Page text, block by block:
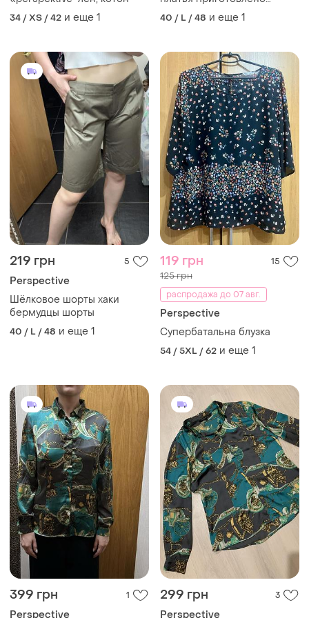
34 / XS / 42 и еще 1
платье классическое
платье сарафан розовый
40 / L / 48 и еще 1
219 грн 5
Perspective
Шёлковое шорты хаки
бермудцы шорты
40 / L / 48 и еще 1
119 грн 15
125 грн
распродажа до 07 авг.
Perspective
Супербатальна блузка
54 / 5XL / 62 и еще 1
399 грн 1
Perspective
299 грн 3
Perspective